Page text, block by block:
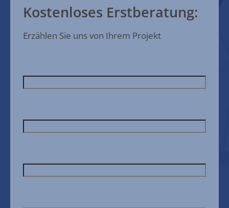
Kostenloses Erstberatung:
Erzählen Sie uns von Ihrem Projekt